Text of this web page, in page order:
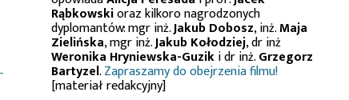
Rąbkowskioraz kilkoro nagrodzonych
dyplomantów: mgr inż.Jakub Dobosz, inż.Maja
Zielińska, mgr inż.Jakub Kołodziej, dr inż
Weronika Hryniewska-Guziki dr inż.Grzegorz
Bartyzel.Zapraszamy do obejrzenia filmu!
[materiał redakcyjny]